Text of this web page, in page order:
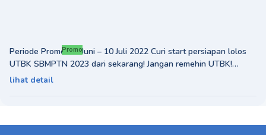
Promo
Periode Promo: 19 Juni – 10 Juli 2022 Curi start persiapan lolos
UTBK SBMPTN 2023 dari sekarang! Jangan remehin UTBK!
Selain untuk mendaftar ke PTN
lihat detail